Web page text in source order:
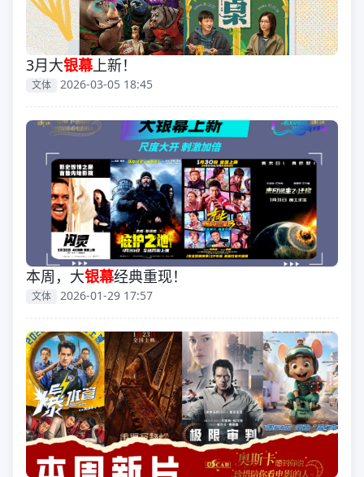
3月大银幕上新！
文体 2026-03-05 18:45
本周，大银幕经典重现！
文体 2026-01-29 17:57